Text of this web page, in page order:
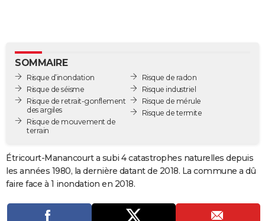
BONS PLANS
CARTE DE VOEUX
Carte de Noël
Carte Bonne année
Carte Saint-Valentin
Carte Pâques
Carte d'anniversaire
DICTIONNAIRE
Dictionnaire
Biographies
Citations
Expressions
Proverbes
PROGRAMME TV
COPAINS D'AVANT
S'inscrire
Se connecter
Lycées
Collèges
Primaires
Universités
Entreprises
Service militaire
Avis de recherche
AVIS DE DÉCÈS
FORUM
SOMMAIRE
Risque d’inondation
Risque de séisme
Risque de retrait-gonflement
des argiles
Risque de mouvement de
terrain
Risque de radon
Risque industriel
Risque de mérule
Risque de termite
Étricourt-Manancourt a subi 4 catastrophes naturelles depuis
les années 1980, la dernière datant de 2018. La commune a dû
faire face à 1 inondation en 2018.